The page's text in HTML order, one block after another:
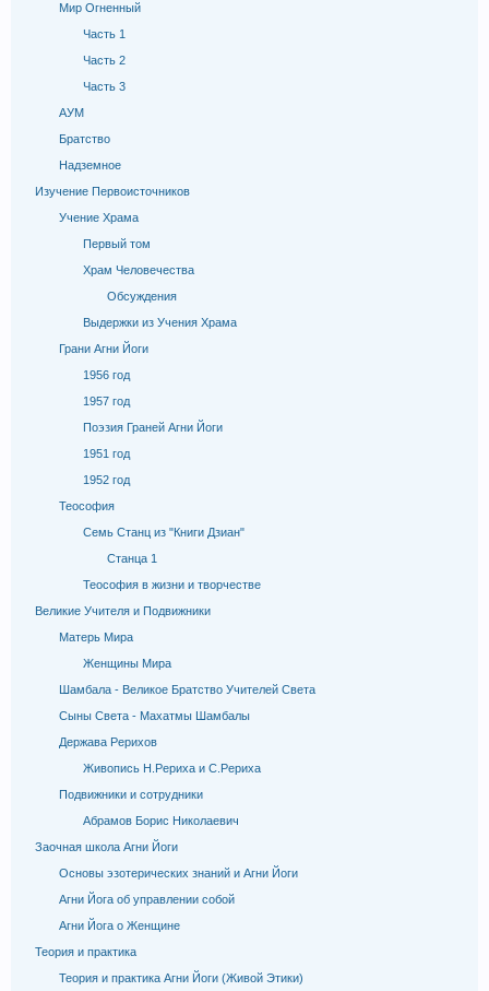
Мир Огненный
Часть 1
Часть 2
Часть 3
АУМ
Братство
Надземное
Изучение Первоисточников
Учение Храма
Первый том
Храм Человечества
Обсуждения
Выдержки из Учения Храма
Грани Агни Йоги
1956 год
1957 год
Поэзия Граней Агни Йоги
1951 год
1952 год
Теософия
Семь Станц из "Книги Дзиан"
Станца 1
Теософия в жизни и творчестве
Великие Учителя и Подвижники
Матерь Мира
Женщины Мира
Шамбала - Великое Братство Учителей Света
Сыны Света - Махатмы Шамбалы
Держава Рерихов
Живопись Н.Рериха и С.Рериха
Подвижники и сотрудники
Абрамов Борис Николаевич
Заочная школа Агни Йоги
Основы эзотерических знаний и Агни Йоги
Агни Йога об управлении собой
Агни Йога о Женщине
Теория и практика
Теория и практика Агни Йоги (Живой Этики)